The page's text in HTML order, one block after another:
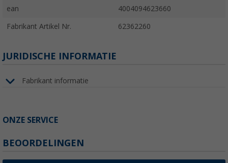
ean 4004094623660
Fabrikant Artikel Nr. 62362260
JURIDISCHE INFORMATIE
Fabrikant informatie
ONZE SERVICE
BEOORDELINGEN